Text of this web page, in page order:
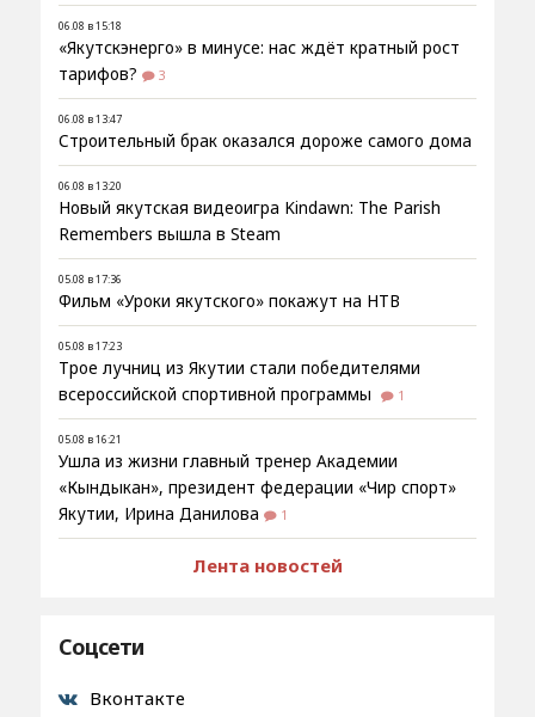
06.08 в 15:18
«Якутскэнерго» в минусе: нас ждёт кратный рост
тарифов?
3
06.08 в 13:47
Строительный брак оказался дороже самого дома
06.08 в 13:20
Новый якутская видеоигра Kindawn: The Parish
Remembers вышла в Steam
05.08 в 17:36
Фильм «Уроки якутского» покажут на НТВ
05.08 в 17:23
Трое лучниц из Якутии стали победителями
всероссийской спортивной программы
1
05.08 в 16:21
Ушла из жизни главный тренер Академии
«Кындыкан», президент федерации «Чир спорт»
Якутии, Ирина Данилова
1
Лента новостей
Соцсети
Вконтакте